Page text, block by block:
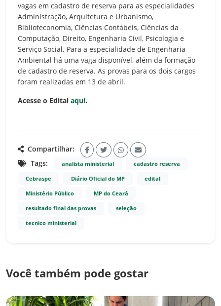
vagas em cadastro de reserva para as especialidades
Administração, Arquitetura e Urbanismo,
Biblioteconomia, Ciências Contábeis, Ciências da
Computação, Direito, Engenharia Civil, Psicologia e
Serviço Social. Para a especialidade de Engenharia
Ambiental há uma vaga disponível, além da formação
de cadastro de reserva. As provas para os dois cargos
foram realizadas em 13 de abril.
Acesse o Edital aqui.
Compartilhar:
Tags:
analista ministerial cadastro reserva
Cebraspe Diário Oficial do MP edital
Ministério Público MP do Ceará
resultado final das provas seleção
tecnico ministerial
Você também pode gostar